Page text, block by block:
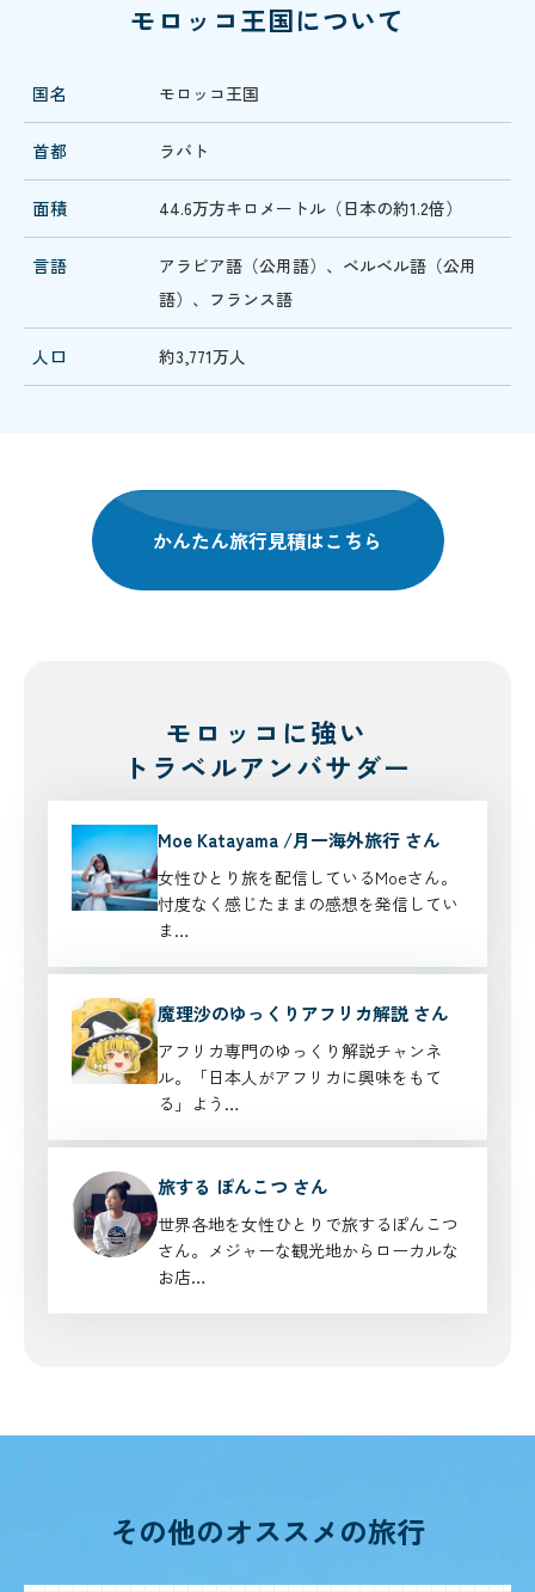
モロッコ王国について
国名 モロッコ王国
首都 ラバト
面積 44.6万方キロメートル（日本の約1.2倍）
言語
アラビア語（公用語）、ベルベル語（公用
語）、フランス語
人口 約3,771万人
かんたん旅行見積はこちら
モロッコに強い
トラベルアンバサダー
Moe Katayama /月一海外旅行 さん
女性ひとり旅を配信しているMoeさん。
忖度なく感じたままの感想を発信してい
ま…
魔理沙のゆっくりアフリカ解説 さん
アフリカ専門のゆっくり解説チャンネ
ル。「日本人がアフリカに興味をもて
る」よう…
旅する ぽんこつ さん
世界各地を女性ひとりで旅するぽんこつ
さん。メジャーな観光地からローカルな
お店…
その他のオススメの旅行